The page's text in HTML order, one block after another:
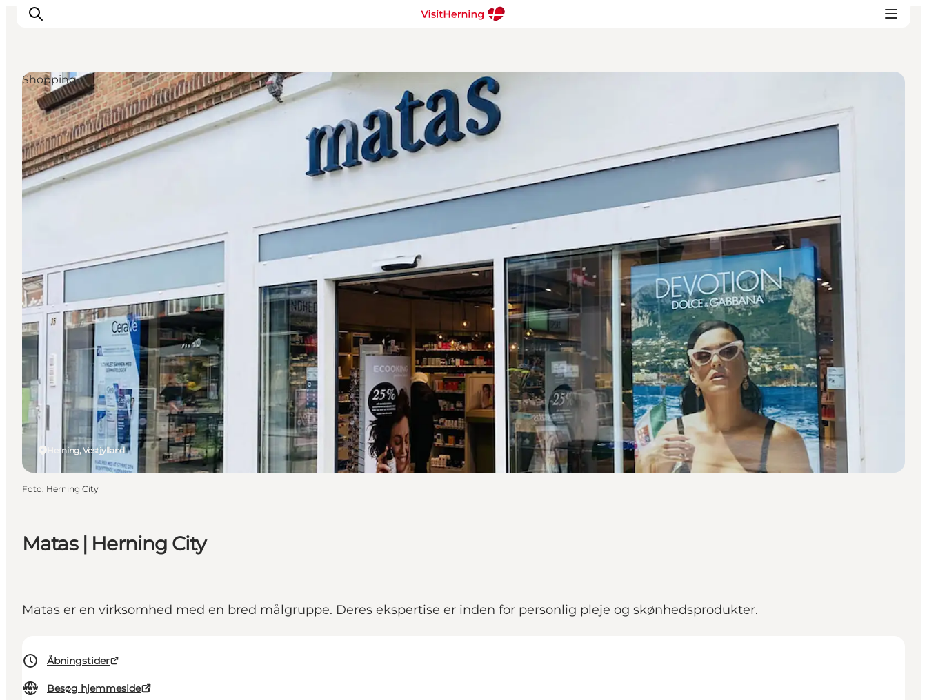
Det sker
Spis, drik og shop
Kunstlandet
Se og oplev
Find vej
Matas | Herning City
Matas er en virksomhed med en bred målgruppe. Deres ekspertise er inden for personlig pleje og skønhedsprodukter.
Åbningstider
Besøg hjemmeside
Herning, Vestjylland
Shopping
Foto: Herning City